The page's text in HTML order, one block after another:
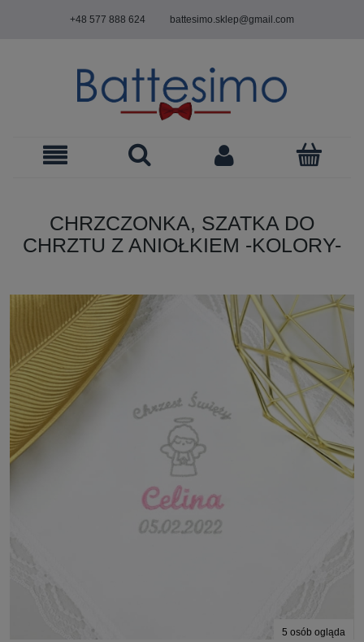
+48 577 888 624 battesimo.sklep@gmail.com
CHRZCZONKA, SZATKA DO
CHRZTU Z ANIOŁKIEM -KOLORY-
5 osób ogląda